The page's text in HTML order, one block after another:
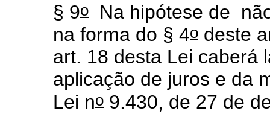
§ 9o Na hipótese de
na forma do § 4o deste
art. 18 desta Lei caberá
aplicação de juros e da
Lei no 9.430, de 27 de